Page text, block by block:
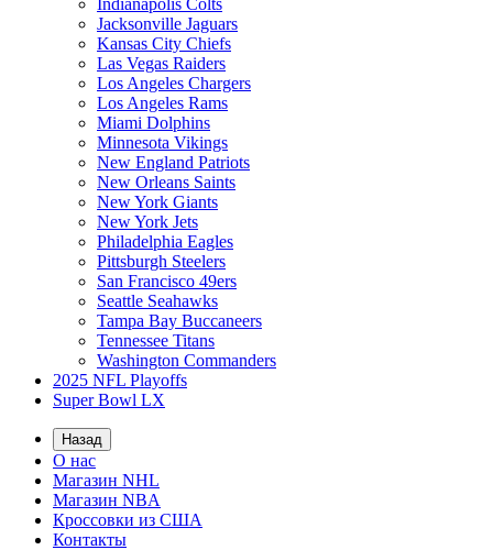
Indianapolis Colts
Jacksonville Jaguars
Kansas City Chiefs
Las Vegas Raiders
Los Angeles Chargers
Los Angeles Rams
Miami Dolphins
Minnesota Vikings
New England Patriots
New Orleans Saints
New York Giants
New York Jets
Philadelphia Eagles
Pittsburgh Steelers
San Francisco 49ers
Seattle Seahawks
Tampa Bay Buccaneers
Tennessee Titans
Washington Commanders
2025 NFL Playoffs
Super Bowl LX
Назад
О нас
Магазин NHL
Магазин NBA
Кроссовки из США
Контакты